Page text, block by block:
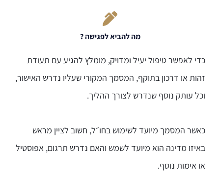
מה להביא לפגישה ?
כדי לאפשר טיפול יעיל ומדויק, מומלץ להגיע עם תעודת
זהות או דרכון בתוקף, המסמך המקורי שעליו נדרש האישור,
וכל עותק נוסף שנדרש לצורך ההליך.
כאשר המסמך מיועד לשימוש בחו״ל, חשוב לציין מראש
באיזו מדינה הוא מיועד לשמש והאם נדרש תרגום, אפוסטיל
או אימות נוסף.